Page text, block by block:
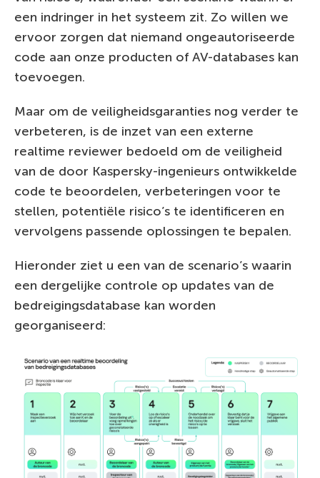
een indringer in het systeem zit. Zo willen we
ervoor zorgen dat niemand ongeautoriseerde
code aan onze producten of AV-databases kan
toevoegen.
Maar om de veiligheidsgaranties nog verder te
verbeteren, is de inzet van een externe
realtime reviewer bedoeld om de veiligheid
van de door Kaspersky-ingenieurs ontwikkelde
code te beoordelen, verbeteringen voor te
stellen, potentiële risico’s te identificeren en
vervolgens passende oplossingen te bepalen.
Hieronder ziet u een van de scenario’s waarin
een dergelijke controle op updates van de
bedreigingsdatabase kan worden
georganiseerd: